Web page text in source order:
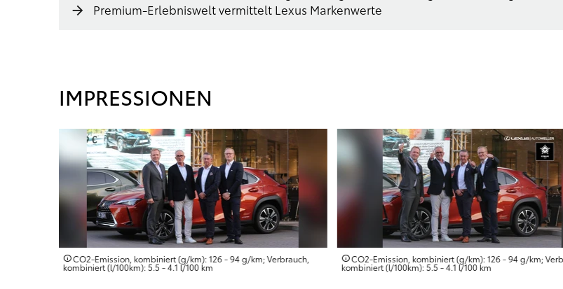
Premium-Erlebniswelt vermittelt Lexus Markenwerte
IMPRESSIONEN
CO2-Emission, kombiniert (g/km): 126 - 94 g/km; Verbrauch,
kombiniert (l/100km): 5.5 - 4.1 l/100 km
CO2-Emission, kombiniert (g/km): 126 - 94 g/km;
kombiniert (l/100km): 5.5 - 4.1 l/100 km